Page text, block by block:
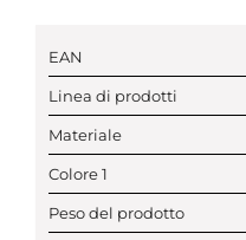
EAN
Linea di prodotti
Materiale
Colore 1
Peso del prodotto